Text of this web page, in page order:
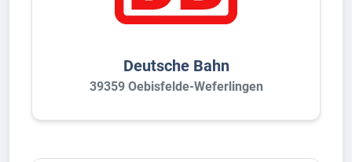
Deutsche Bahn
39359 Oebisfelde-Weferlingen